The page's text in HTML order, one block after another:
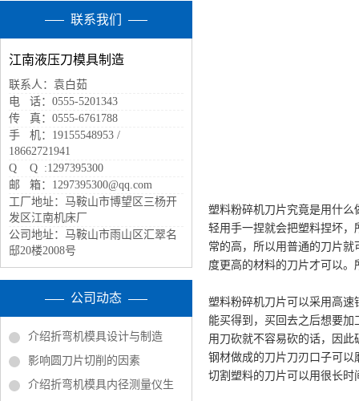
联系我们
江南液压刀模具制造
联系人：袁白茹
电 话：0555-5201343
传 真：0555-6761788
手 机：19155548953 /
18662721941
Q Q :1297395300
邮 箱：1297395300@qq.com
工厂地址：马鞍山市博望区三杨开
发区江南机床厂
公司地址：马鞍山市雨山区汇翠名
邸20楼2008号
公司动态
介绍折弯机模具设计与制造
影响圆刀片切削的因素
介绍折弯机模具内径测量仪生
塑料粉碎机刀片究竟是用什
轻用手一捏就会把塑料捏坏
常的高，所以用普通的刀片
度更高的材料的刀片才可以
塑料粉碎机刀片可以采用高
能买得到，买回去之后想要
用刀砍就不容易砍的话，因
钢材做成的刀片刀刃口子可
切割塑料的刀片可以用很长